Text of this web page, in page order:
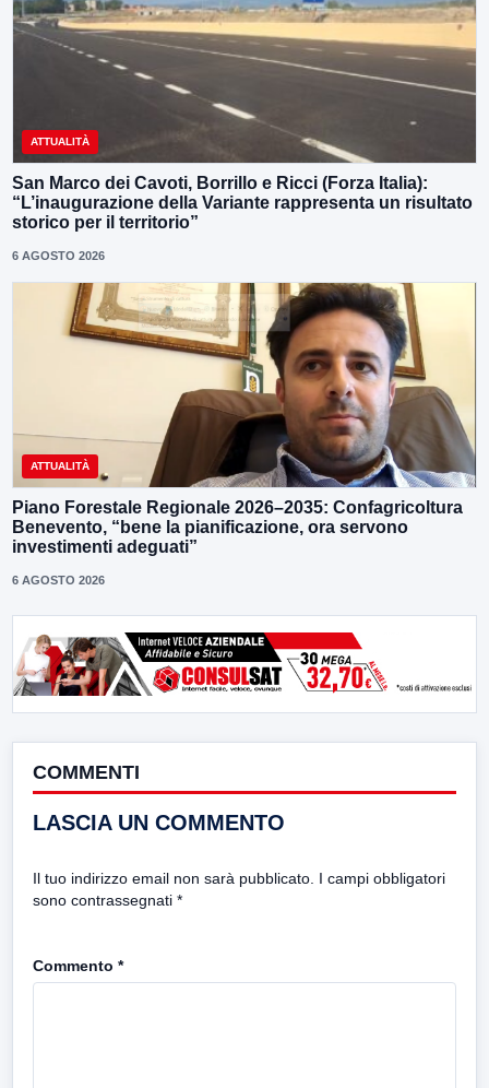
ATTUALITÀ
San Marco dei Cavoti, Borrillo e Ricci (Forza Italia):
“L’inaugurazione della Variante rappresenta un risultato
storico per il territorio”
6 AGOSTO 2026
ATTUALITÀ
Piano Forestale Regionale 2026–2035: Confagricoltura
Benevento, “bene la pianificazione, ora servono
investimenti adeguati”
6 AGOSTO 2026
COMMENTI
LASCIA UN COMMENTO
Il tuo indirizzo email non sarà pubblicato. I campi obbligatori
sono contrassegnati *
Commento *